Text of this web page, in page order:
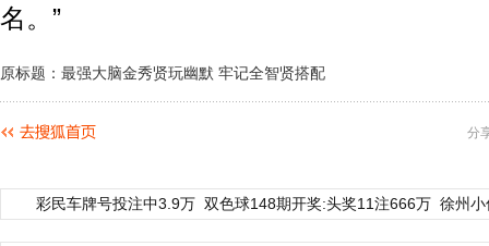
名。”
原标题：最强大脑金秀贤玩幽默 牢记全智贤搭配
分
彩民车牌号投注中3.9万 双色球148期开奖:头奖11注666万 徐州